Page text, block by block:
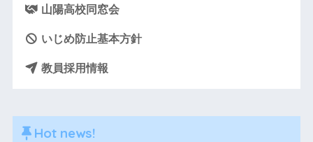
山陽高校同窓会
いじめ防止基本方針
教員採用情報
Hot news!